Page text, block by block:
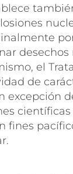
desechos
el
de
excepción
científicas
fines